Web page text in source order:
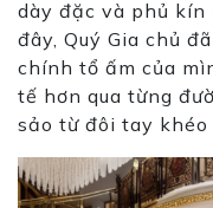
dày đặc và phủ
đây, Quý Gia chủ
chính tổ ấm của
tế hơn qua từng
sảo từ đôi tay khéo